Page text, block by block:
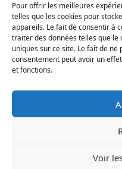
Pour offrir les meilleures
telles que les cookies pour
appareils. Le fait de consentir à
traiter des données telles que
uniques sur ce site. Le fait de
consentement peut avoir un
et fonctions.
Voir